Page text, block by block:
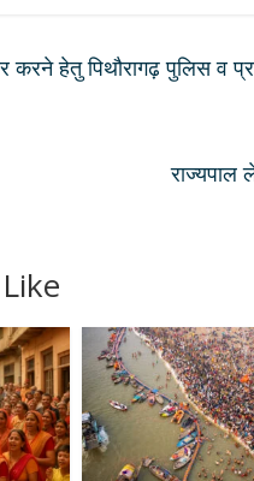
e e
करने हेतु पिथौरागढ़ पुलिस व
राज्यपाल